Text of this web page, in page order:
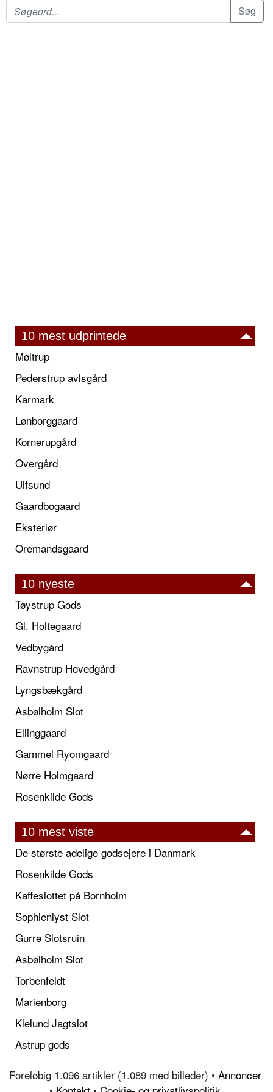
10 mest udprintede
Møltrup
Pederstrup avlsgård
Karmark
Lønborggaard
Kornerupgård
Overgård
Ulfsund
Gaardbogaard
Eksteriør
Oremandsgaard
10 nyeste
Tøystrup Gods
Gl. Holtegaard
Vedbygård
Ravnstrup Hovedgård
Lyngsbækgård
Asbølholm Slot
Ellinggaard
Gammel Ryomgaard
Nørre Holmgaard
Rosenkilde Gods
10 mest viste
De største adelige godsejere i Danmark
Rosenkilde Gods
Kaffeslottet på Bornholm
Sophienlyst Slot
Gurre Slotsruin
Asbølholm Slot
Torbenfeldt
Marienborg
Klelund Jagtslot
Astrup gods
Foreløbig 1.096 artikler (1.089 med billeder) • Annoncer